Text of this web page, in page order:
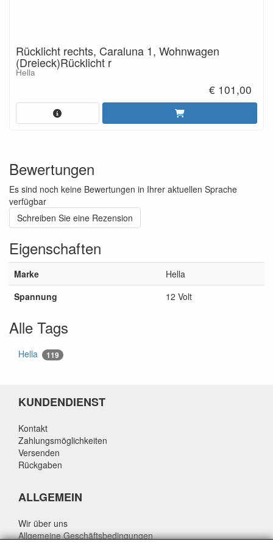
Rücklicht rechts, Caraluna 1, Wohnwagen
(Dreieck)Rücklicht r
Hella
€ 101,00
Bewertungen
Es sind noch keine Bewertungen in Ihrer aktuellen Sprache
verfügbar
Schreiben Sie eine Rezension
Eigenschaften
Marke
Hella
Spannung
12 Volt
Alle Tags
Hella 119
KUNDENDIENST
Kontakt
Zahlungsmöglichkeiten
Versenden
Rückgaben
ALLGEMEIN
Wir über uns
Allgemeine Geschäftsbedingungen